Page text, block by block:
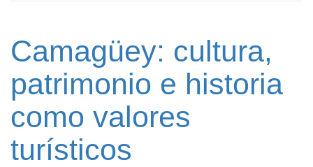
Camagüey: cultura,
patrimonio e historia
como valores
turísticos